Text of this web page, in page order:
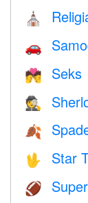
⛪️
🚗
💏 Seks
🕵️
🍂
🖖 Star
🏈